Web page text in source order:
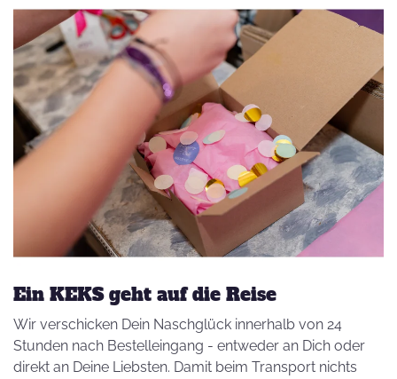
Ein KEKS geht auf die Reise
Wir verschicken Dein Naschglück innerhalb von 24
Stunden nach Bestelleingang - entweder an Dich oder
direkt an Deine Liebsten. Damit beim Transport nichts